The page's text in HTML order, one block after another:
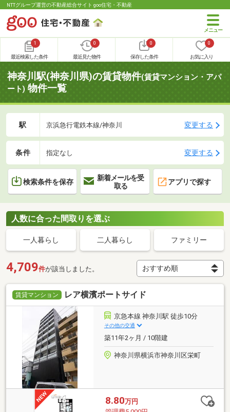
NTTグループ運営の不動産総合サイト goo住宅・不動産
1
最近検索した条件
0
最近見た物件
0
保存した条件
0
お気に入り
神奈川駅(神奈川県)の賃貸物件(賃貸マンション・アパ
ート) 物件一覧
駅 京浜急行電鉄本線/神奈川 変更する
条件 指定なし 変更する
検索条件を保存
新着メールを受
取る
アプリで探す
人数に合った間取りを選ぶ
一人暮らし 二人暮らし ファミリー
4,709件が該当しました。
賃貸マンション レア横濱ポートサイド
京急本線 神奈川駅 徒歩10分
その他の交通
築11年2ヶ月 / 10階建
神奈川県横浜市神奈川区栄町
8.80万円